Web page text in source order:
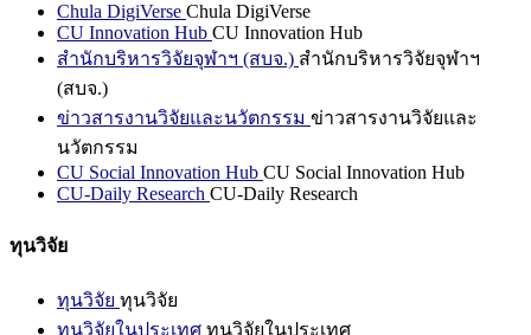
Chula DigiVerse Chula DigiVerse
CU Innovation Hub CU Innovation Hub
สำนักบริหารวิจัยจุฬาฯ (สบจ.) สำนักบริหารวิจัยจุฬาฯ
(สบจ.)
ข่าวสารงานวิจัยและนวัตกรรม ข่าวสารงานวิจัยและ
นวัตกรรม
CU Social Innovation Hub CU Social Innovation Hub
CU-Daily Research CU-Daily Research
ทุนวิจัย
ทุนวิจัย ทุนวิจัย
ทุนวิจัยในประเทศ ทุนวิจัยในประเทศ